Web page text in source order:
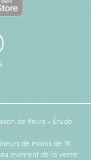
de fleurs - Étude
de moins de 18
moment de la vente